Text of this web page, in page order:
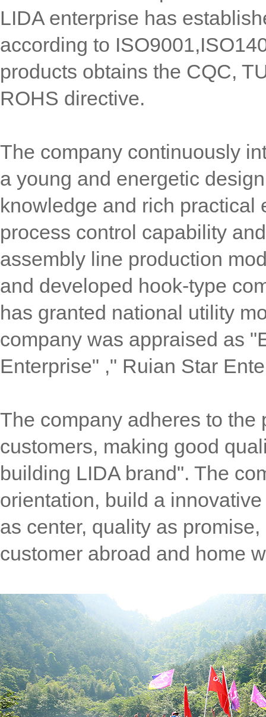
LIDA enterprise has
according to
products obtains the CQC,
ROHS directive.
The company continuously
a young and energetic
knowledge and rich practical
process control capability
assembly line production
and developed hook-type
has granted national utility
company was appraised as
Enterprise" ," Ruian Star
The company adheres to
customers, making good
building LIDA brand". The
orientation, build a
as center, quality as
customer abroad and home